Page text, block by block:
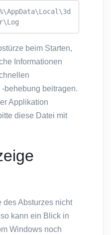
beim Starten,
Informationen
behebung beitragen.
Applikation
diese Datei mit
des Absturzes nicht
kann ein Blick in
Windows noch